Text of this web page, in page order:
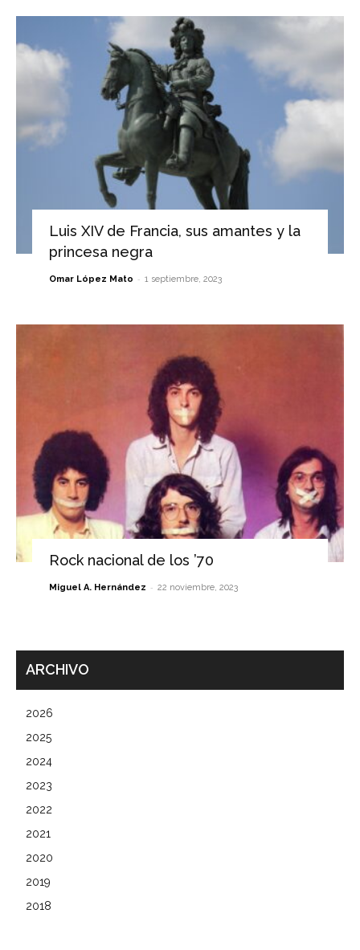
Luis XIV de Francia, sus amantes y la
princesa negra
Omar López Mato - 1 septiembre, 2023
Rock nacional de los ’70
Miguel A. Hernández - 22 noviembre, 2023
ARCHIVO
2026
2025
2024
2023
2022
2021
2020
2019
2018